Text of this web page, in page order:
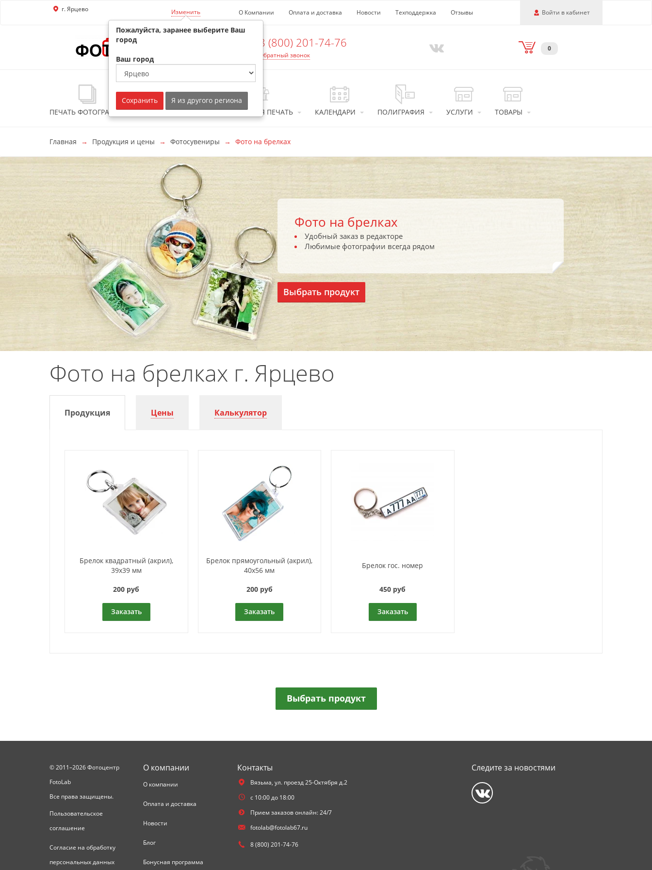
Перейти к основной информации
г. Ярцево Изменить О Компании Оплата и доставка Новости Техподдержка Отзывы Войти в кабинет
8 (800) 201-74-76
Обратный звонок
0
ПЕЧАТЬ ФОТОГРАФИЙ ФОТОСУВЕНИРЫ ИНТЕРЬЕРНАЯ ПЕЧАТЬ КАЛЕНДАРИ ПОЛИГРАФИЯ УСЛУГИ ТОВАРЫ
Главная Продукция и цены Фотосувениры Фото на брелках
Фото на брелках
Удобный заказ в редакторе
Любимые фотографии всегда рядом
Выбрать продукт
Фото на брелках г. Ярцево
Продукция Цены Калькулятор
Брелок квадратный (акрил),
39х39 мм
200 руб
Заказать
Брелок прямоугольный (акрил),
40х56 мм
200 руб
Заказать
Брелок гос. номер
450 руб
Заказать
Выбрать продукт
© 2011–2026 Фотоцентр
FotoLab
Все права защищены.
Пользовательское
соглашение
Согласие на обработку
персональных данных
О компании
О компании
Оплата и доставка
Новости
Блог
Бонусная программа
Контакты
Вязьма, ул. проезд 25-Октября д.2
с 10:00 до 18:00
Прием заказов онлайн: 24/7
fotolab@fotolab67.ru
8 (800) 201-74-76
Следите за новостями
Пожалуйста, заранее выберите Ваш
город
Ваш город
Сохранить Я из другого региона